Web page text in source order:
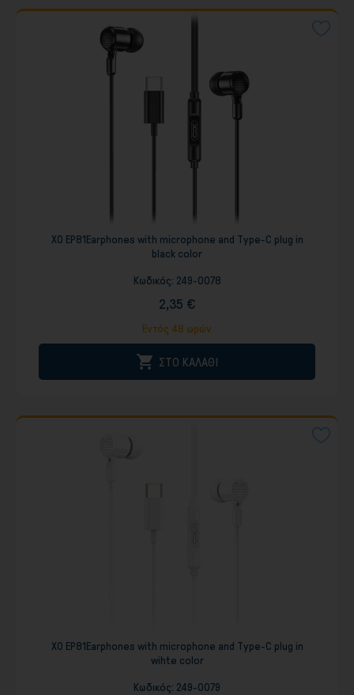
XO EP81Earphones with microphone and Type-C plug in
black color
Κωδικός: 249-0078
2,35 €
Εντός 48 ωρών
 ΣΤΟ ΚΑΛΑΘΙ
XO EP81Earphones with microphone and Type-C plug in
wihte color
Κωδικός: 249-0079